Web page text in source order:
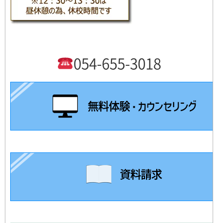
054-655-3018